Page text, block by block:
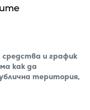
и график
как да
територия,